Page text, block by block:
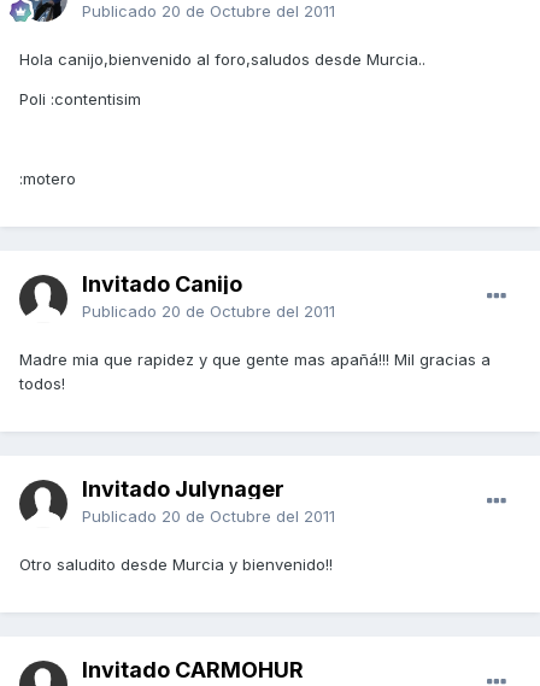
Publicado 20 de Octubre del 2011
Hola canijo,bienvenido al foro,saludos desde Murcia..
Poli :contentisim
:motero
Invitado Canijo
Publicado 20 de Octubre del 2011
Madre mia que rapidez y que gente mas apañá!!! Mil gracias a
todos!
Invitado Julynager
Publicado 20 de Octubre del 2011
Otro saludito desde Murcia y bienvenido!!
Invitado CARMOHUR